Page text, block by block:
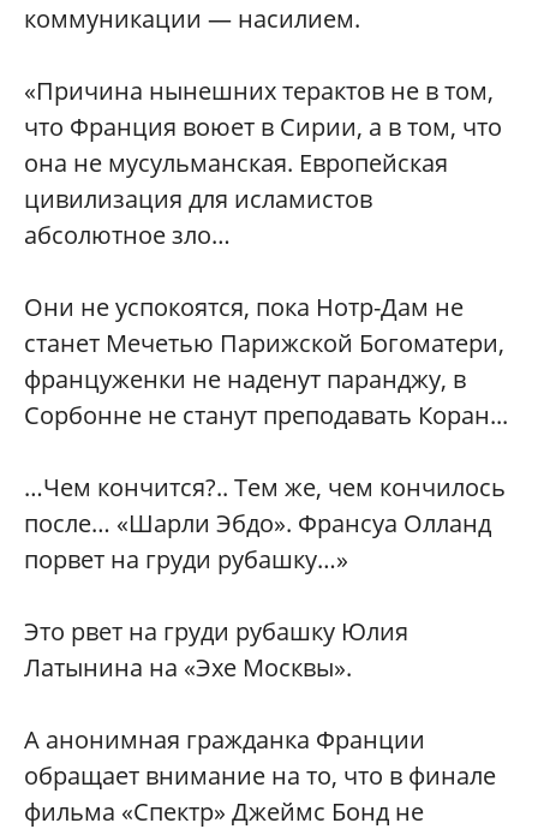
коммуникации — насилием.
«Причина нынешних терактов не в том,
что Франция воюет в Сирии, а в том, что
она не мусульманская. Европейская
цивилизация для исламистов
абсолютное зло…
Они не успокоятся, пока Нотр-Дам не
станет Мечетью Парижской Богоматери,
француженки не наденут паранджу, в
Сорбонне не станут преподавать Коран...
…Чем кончится?.. Тем же, чем кончилось
после… «Шарли Эбдо». Франсуа Олланд
порвет на груди рубашку…»
Это рвет на груди рубашку Юлия
Латынина на «Эхе Москвы».
А анонимная гражданка Франции
обращает внимание на то, что в финале
фильма «Спектр» Джеймс Бонд не